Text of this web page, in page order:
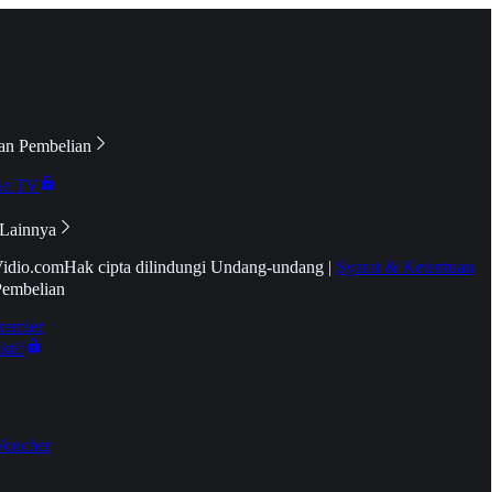
Pembelian
TV
Hak cipta dilindungi Undang-undang | Syarat & Ketentuan